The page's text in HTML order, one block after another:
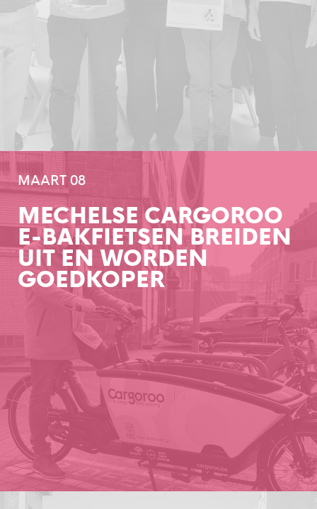
MAART 08
MECHELSE CARGOROO
E-BAKFIETSEN BREIDEN
UIT EN WORDEN
GOEDKOPER